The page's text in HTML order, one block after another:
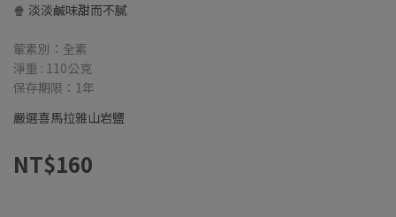
🍿 淡淡鹹味甜而不膩
葷素別：全素
淨重 : 110公克
保存期限：1年
嚴選喜馬拉雅山岩鹽
NT$160